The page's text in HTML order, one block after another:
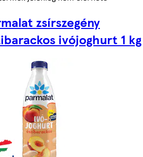
zsírszegény
ivójoghurt 1 kg